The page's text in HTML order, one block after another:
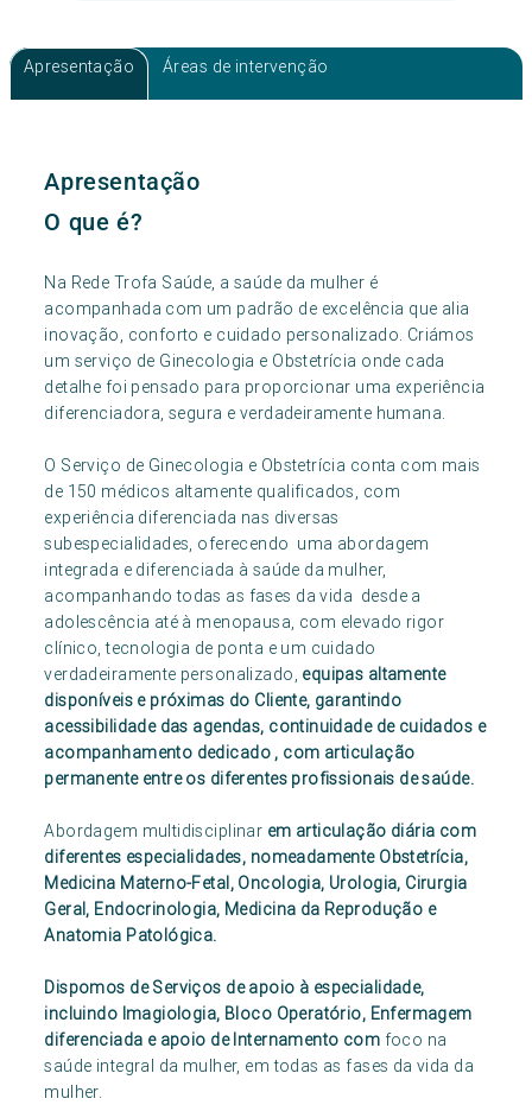
Apresentação Áreas de intervenção
Apresentação
O que é?
Na Rede Trofa Saúde, a saúde da mulher é
acompanhada com um padrão de excelência que alia
inovação, conforto e cuidado personalizado. Criámos
um serviço de Ginecologia e Obstetrícia onde cada
detalhe foi pensado para proporcionar uma experiência
diferenciadora, segura e verdadeiramente humana.
O Serviço de Ginecologia e Obstetrícia conta com mais
de 150 médicos altamente qualificados, com
experiência diferenciada nas diversas
subespecialidades, oferecendo uma abordagem
integrada e diferenciada à saúde da mulher,
acompanhando todas as fases da vida desde a
adolescência até à menopausa, com elevado rigor
clínico, tecnologia de ponta e um cuidado
verdadeiramente personalizado, equipas altamente
disponíveis e próximas do Cliente, garantindo
acessibilidade das agendas, continuidade de cuidados e
acompanhamento dedicado , com articulação
permanente entre os diferentes profissionais de saúde.
Abordagem multidisciplinar em articulação diária com
diferentes especialidades, nomeadamente Obstetrícia,
Medicina Materno-Fetal, Oncologia, Urologia, Cirurgia
Geral, Endocrinologia, Medicina da Reprodução e
Anatomia Patológica.
Dispomos de Serviços de apoio à especialidade,
incluindo Imagiologia, Bloco Operatório, Enfermagem
diferenciada e apoio de Internamento com foco na
saúde integral da mulher, em todas as fases da vida da
mulher.